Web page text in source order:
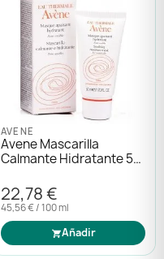
AVENE
Avene Mascarilla
Calmante Hidratante 50
22,78 €
45,56 € / 100 ml
Añadir